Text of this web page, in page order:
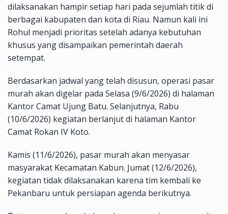
dilaksanakan hampir setiap hari pada sejumlah titik di
berbagai kabupaten dan kota di Riau. Namun kali ini
Rohul menjadi prioritas setelah adanya kebutuhan
khusus yang disampaikan pemerintah daerah
setempat.
Berdasarkan jadwal yang telah disusun, operasi pasar
murah akan digelar pada Selasa (9/6/2026) di halaman
Kantor Camat Ujung Batu. Selanjutnya, Rabu
(10/6/2026) kegiatan berlanjut di halaman Kantor
Camat Rokan IV Koto.
Kamis (11/6/2026), pasar murah akan menyasar
masyarakat Kecamatan Kabun. Jumat (12/6/2026),
kegiatan tidak dilaksanakan karena tim kembali ke
Pekanbaru untuk persiapan agenda berikutnya.